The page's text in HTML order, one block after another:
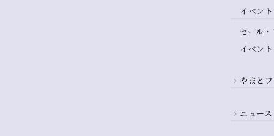
イベント
セール
イベント
やまと
ニュース